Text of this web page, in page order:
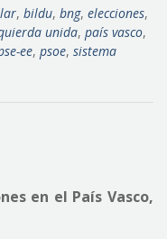
, bildu, bng, elecciones,
unida, país vasco,
ee, psoe, sistema
en el País Vasco,